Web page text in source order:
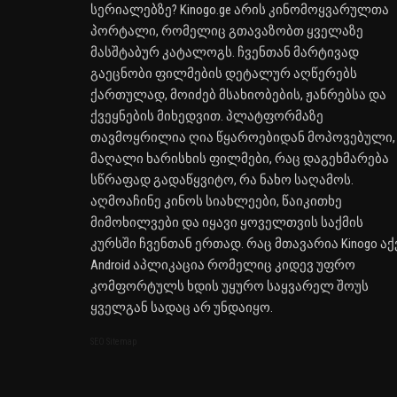
სერიალებზე? Kinogo.ge არის კინომოყვარულთა
პორტალი, რომელიც გთავაზობთ ყველაზე
მასშტაბურ კატალოგს. ჩვენთან მარტივად
გაეცნობი ფილმების დეტალურ აღწერებს
ქართულად, მოიძებ მსახიობების, ჟანრებსა და
ქვეყნების მიხედვით. პლატფორმაზე
თავმოყრილია ღია წყაროებიდან მოპოვებული,
მაღალი ხარისხის ფილმები, რაც დაგეხმარება
სწრაფად გადაწყვიტო, რა ნახო საღამოს.
აღმოაჩინე კინოს სიახლეები, წაიკითხე
მიმოხილვები და იყავი ყოველთვის საქმის
კურსში ჩვენთან ერთად. რაც მთავარია Kinogo
Android აპლიკაცია რომელიც კიდევ უფრო
კომფორტულს ხდის უყურო საყვარელ შოუს
ყველგან სადაც არ უნდაიყო.